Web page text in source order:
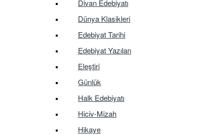
Divan Edebiyatı
Dünya Klasikleri
Edebiyat Tarihi
Edebiyat Yazıları
Eleştiri
Günlük
Halk Edebiyatı
Hiciv-Mizah
Hikaye